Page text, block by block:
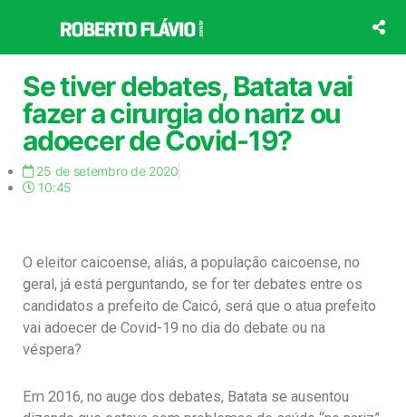
o
conteúdo
Se tiver debates, Batata vai
fazer a cirurgia do nariz ou
adoecer de Covid-19?
25 de setembro de 2020
10:45
O eleitor caicoense, aliás, a população caicoense, no
geral, já está perguntando, se for ter debates entre os
candidatos a prefeito de Caicó, será que o atua prefeito
vai adoecer de Covid-19 no dia do debate ou na
véspera?
Em 2016, no auge dos debates, Batata se ausentou